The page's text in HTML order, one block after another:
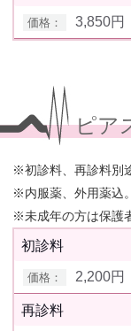
3,850円
ピア
※初診料、再診料別
※内服薬、外用薬込。
※未成年の方は保護
初診料
2,200円
再診料